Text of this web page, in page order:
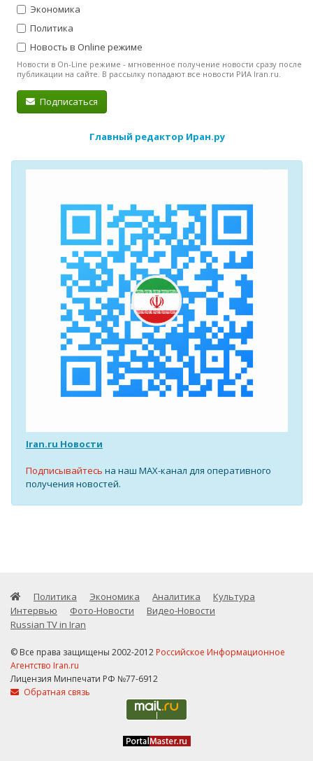
Экономика
Политика
Новость в Online режиме
Новости в On-Line режиме - мгновенное получение новости сразу после
публикации на сайте. В рассылку попадают все новости РИА Iran.ru.
Подписаться
Главный редактор Иран.ру
Iran.ru Новости
Подписывайтесь на наш MAX-канал для оперативного
получения новостей.
Политика Экономика Аналитика
Культура
Интервью
Фото-Новости
Видео-Новости
Russian TV in Iran
© Все права защищены 2002-2012 Российское Информационное
Агентство Iran.ru
Лицензия Минпечати РФ №77-6912
Обратная связь